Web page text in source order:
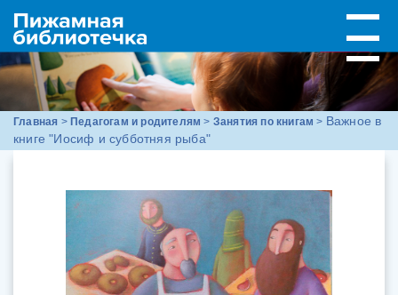
Главная > Педагогам и родителям > Занятия по книгам > Важное в
книге "Иосиф и субботняя рыба"